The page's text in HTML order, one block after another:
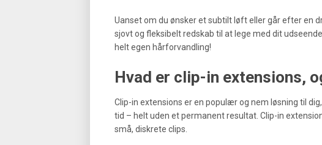
Uanset om du ønsker et subtilt løft eller går efter en
sjovt og fleksibelt redskab til at lege med dit
helt egen hårforvandling!
Hvad er clip-in extensions,
Clip-in extensions er en populær og nem løsning til
tid – helt uden et permanent resultat. Clip-in
små, diskrete clips.